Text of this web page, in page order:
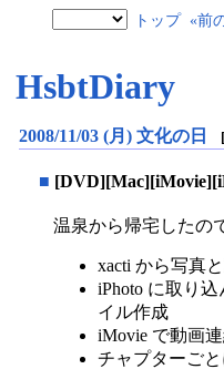
トップ «前
HsbtDiary
2008/11/03 (月) 文化の日 [
■
温泉から帰宅したの
xacti から写真
iPhoto に取り
イル作成
iMovie で動画
チャプターご